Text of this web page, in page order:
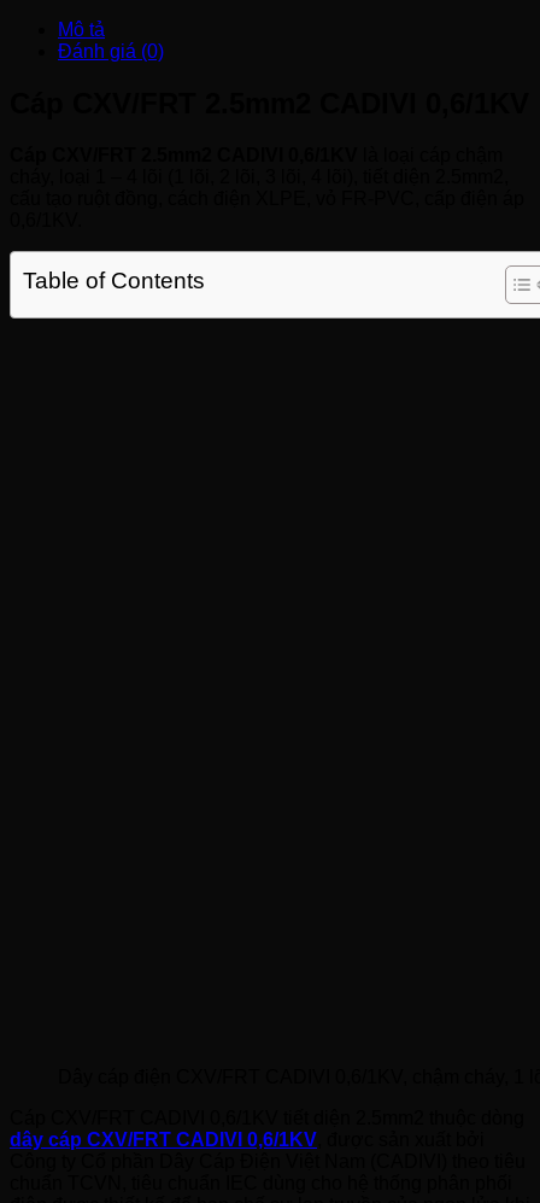
Mô tả
Đánh giá (0)
Table of Contents
dây cáp CXV/FRT CADIVI 0,6/1KV